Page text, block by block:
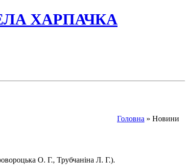
ХАРПАЧКА
Головна » Новини
О. Г., Трубчаніна Л. Г.).